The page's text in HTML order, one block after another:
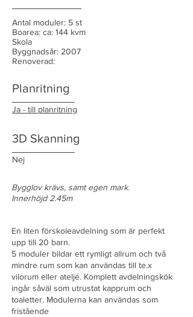
Antal moduler: 5 st
Boarea: ca: 144 kvm
Skola
Byggnadsår: 2007
Renoverad:
Planritning
Ja - till planritning
3D Skanning
Nej
Bygglov krävs, samt egen mark.
Innerhöjd 2.45m
En liten förskoleavdelning som är perfekt
upp till 20 barn.
5 moduler bildar ett rymligt allrum och två
mindre rum som kan användas till te.x
vilorum eller ateljé. Komplett avdelningskök
ingår såväl som utrustat kapprum och
toaletter. Modulerna kan användas som
fristående